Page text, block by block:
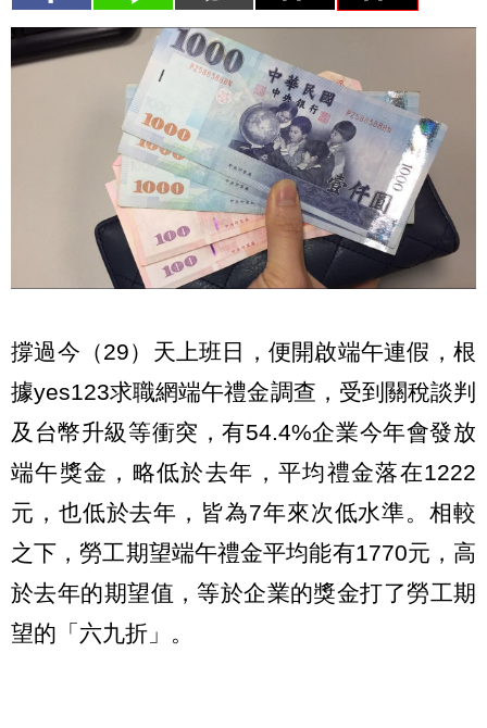
撐過今（29）天上班日，便開啟端午連假，根
據yes123求職網端午禮金調查，受到關稅談判
及台幣升級等衝突，有54.4%企業今年會發放
端午獎金，略低於去年，平均禮金落在1222
元，也低於去年，皆為7年來次低水準。相較
之下，勞工期望端午禮金平均能有1770元，高
於去年的期望值，等於企業的獎金打了勞工期
望的「六九折」。